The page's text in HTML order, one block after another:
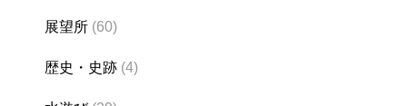
展望所 (60)
歴史・史跡 (4)